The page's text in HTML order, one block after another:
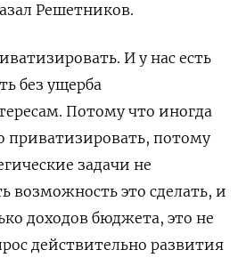
Решетников.
И у нас есть
без ущерба
Потому что иногда
приватизировать, потому
задачи не
возможность это сделать, и
доходов бюджета, это не
действительно развития